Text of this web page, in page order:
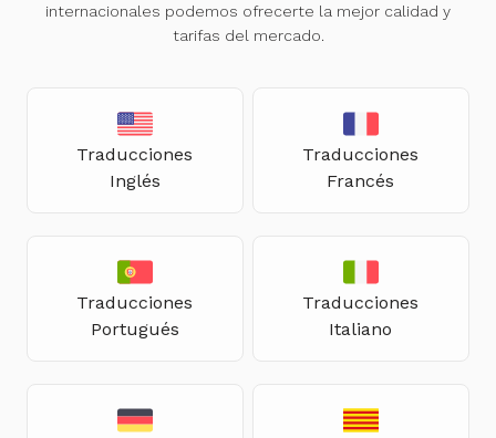
internacionales podemos ofrecerte la mejor calidad y
tarifas del mercado.
Traducciones
Inglés
Traducciones
Francés
Traducciones
Portugués
Traducciones
Italiano